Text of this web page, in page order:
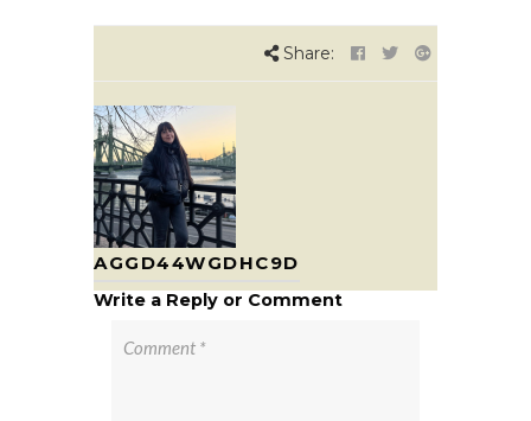
Share:
AGGD44WGDHC9D
Write a Reply or Comment